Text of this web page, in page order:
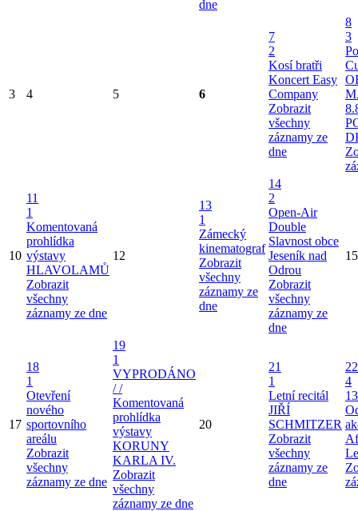
dne
3 4 5 6
7
2
Kosí bratři
Koncert Easy
Company
Zobrazit
všechny
záznamy ze
dne
8
3
10
11
1
Komentovaná
prohlídka
výstavy
HLAVOLAMŮ
Zobrazit
všechny
záznamy ze dne
12
13
1
Zámecký
kinematograf
Zobrazit
všechny
záznamy ze
dne
14
2
Open-Air
Double
Slavnost obce
Jeseník nad
Odrou
Zobrazit
všechny
záznamy ze
dne
15
17
18
1
Otevření
nového
sportovního
areálu
Zobrazit
všechny
záznamy ze dne
19
1
VYPRODÁNO
/ /
Komentovaná
prohlídka
výstavy
KORUNY
KARLA IV.
Zobrazit
všechny
záznamy ze dne
20
21
1
Letní recitál
JIŘÍ
SCHMITZER
Zobrazit
všechny
záznamy ze
dne
22
4